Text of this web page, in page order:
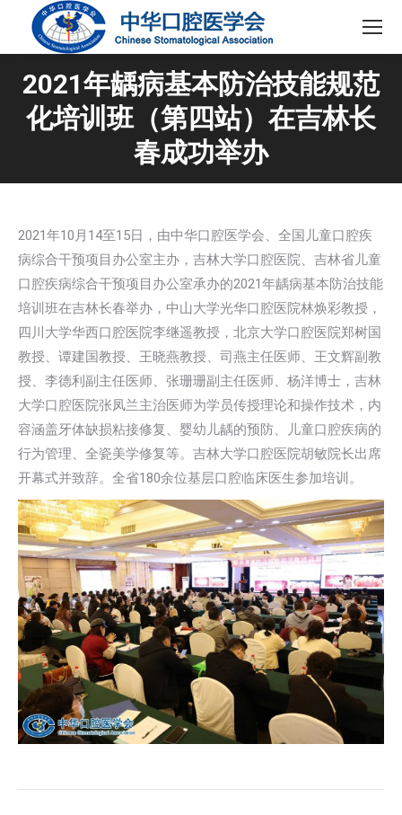
2021年龋病基本防治技能规范
化培训班（第四站）在吉林长
春成功举办
2021年10月14至15日，由中华口腔医学会、全国儿童口腔疾
病综合干预项目办公室主办，吉林大学口腔医院、吉林省儿童
口腔疾病综合干预项目办公室承办的2021年龋病基本防治技能
培训班在吉林长春举办，中山大学光华口腔医院林焕彩教授，
四川大学华西口腔医院李继遥教授，北京大学口腔医院郑树国
教授、谭建国教授、王晓燕教授、司燕主任医师、王文辉副教
授、李德利副主任医师、张珊珊副主任医师、杨洋博士，吉林
大学口腔医院张凤兰主治医师为学员传授理论和操作技术，内
容涵盖牙体缺损粘接修复、婴幼儿龋的预防、儿童口腔疾病的
行为管理、全瓷美学修复等。吉林大学口腔医院胡敏院长出席
开幕式并致辞。全省180余位基层口腔临床医生参加培训。